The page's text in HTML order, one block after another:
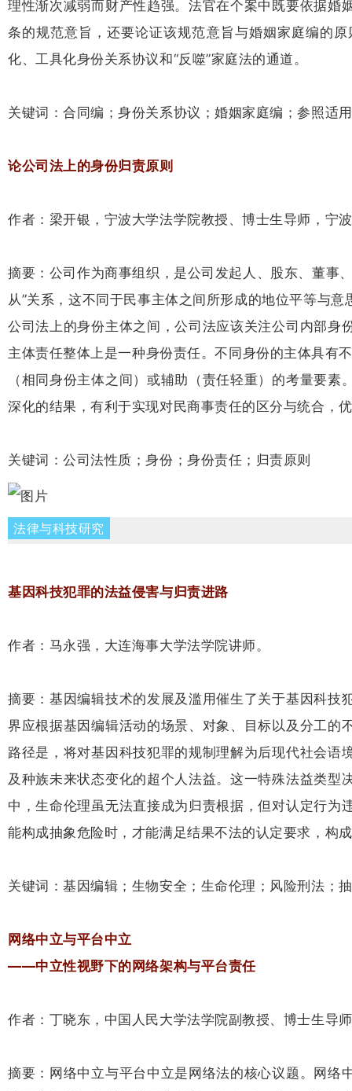
理性渐次减弱而财产性趋强。法官在个案中既要依据
条的规范意旨，还要论证该规范意旨与婚姻家庭编的
化、工具化身份关系协议和“反噬”家庭法的通道。
关键词：合同编；身份关系协议；婚姻家庭编；参照适
论公司法上的身份归责原则
作者：梁开银，宁波大学法学院教授、博士生导师，宁
摘要：公司作为商事组织，是公司发起人、股东、董事
从”关系，这不同于民事主体之间所形成的地位平等与
公司法上的身份主体之间，公司法应该关注公司内部
主体责任整体上是一种身份责任。不同身份的主体具有
（相同身份主体之间）或辅助（责任轻重）的考量要
深化的结果，有利于实现对民商事责任的区分与统合，
关键词：公司法性质；身份；身份责任；归责原则
法律与科技研究
基因科技犯罪的法益侵害与归责进路
作者：马永强，大连海事大学法学院讲师。
摘要：基因编辑技术的发展及滥用催生了关于基因科
界应根据基因编辑活动的场景、对象、目标以及分工
路径是，将对基因科技犯罪的规制理解为后现代社会
及种族未来状态变化的超个人法益。这一特殊法益类
中，生命伦理虽无法直接成为归责根据，但对认定行
能构成抽象危险时，才能满足结果不法的认定要求，构
关键词：基因编辑；生物安全；生命伦理；风险刑法；
网络中立与平台中立
——中立性视野下的网络架构与平台责任
作者：丁晓东，中国人民大学法学院副教授、博士生导
摘要：网络中立与平台中立是网络法的核心议题。网